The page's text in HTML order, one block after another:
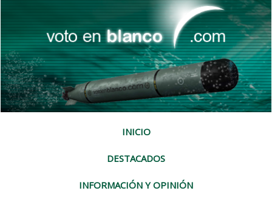
INICIO
DESTACADOS
INFORMACIÓN Y OPINIÓN